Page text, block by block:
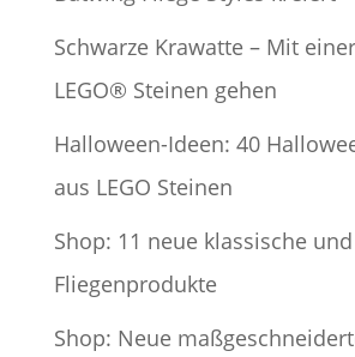
Schwarze Krawatte – Mit
LEGO® Steinen gehen
Halloween-Ideen: 40
aus LEGO Steinen
Shop: 11 neue klassische
Fliegenprodukte
Shop: Neue